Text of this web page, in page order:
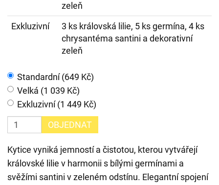
zeleň
Exkluzivní
3 ks královská lilie, 5 ks germína, 4 ks
chrysantéma santini a dekorativní
zeleň
Standardní (649 Kč)
Velká (1 039 Kč)
Exkluzivní (1 449 Kč)
OBJEDNAT
Kytice vyniká jemností a čistotou, kterou vytvářejí
královské lilie v harmonii s bílými germínami a
svěžími santini v zeleném odstínu. Elegantní spojení